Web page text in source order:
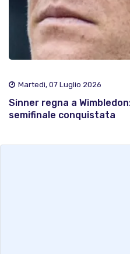
Martedì, 07 Luglio 2026
Sinner regna a
semifinale conquistata